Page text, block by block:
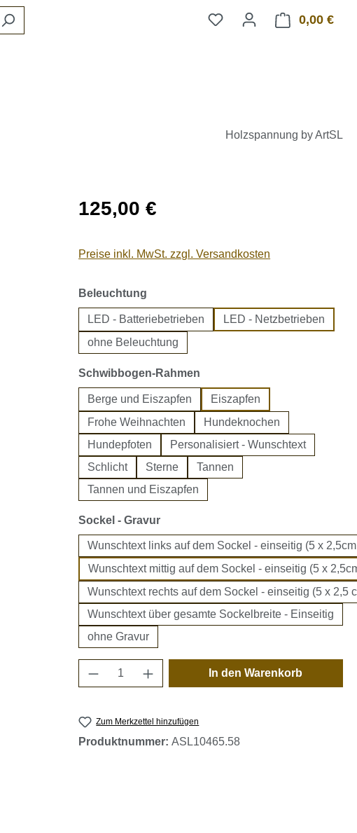
0,00 €
Holzspannung by ArtSL
Regulärer Preis:
125,00 €
Preise inkl. MwSt. zzgl. Versandkosten
Beleuchtung
LED - Batteriebetrieben
LED - Netzbetrieben
ohne Beleuchtung
Schwibbogen-Rahmen
Berge und Eiszapfen
Eiszapfen
Frohe Weihnachten
Hundeknochen
Hundepfoten
Personalisiert - Wunschtext
Schlicht
Sterne
Tannen
Tannen und Eiszapfen
Sockel - Gravurauswählen
Wunschtext links auf dem Sockel - einseitig (5 x
Wunschtext mittig auf dem Sockel - einseitig (5 x
Wunschtext rechts auf dem Sockel - einseitig (5 x 2,5
Wunschtext über gesamte Sockelbreite - Einseitig
ohne Gravur
Produkt Anzahl: Gib den
In den Warenkorb
Zum Merkzettel hinzufügen
Produktnummer:ASL10465.58